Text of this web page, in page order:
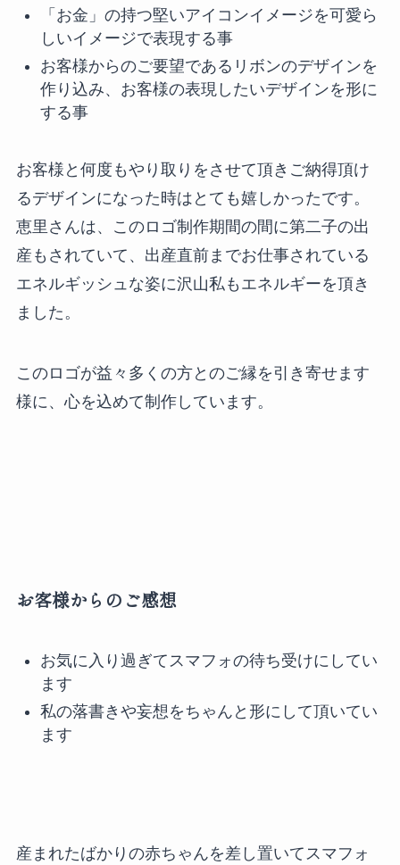
「お金」の持つ堅いアイコンイメージを可愛ら
しいイメージで表現する事
お客様からのご要望であるリボンのデザインを
作り込み、お客様の表現したいデザインを形に
する事
お客様と何度もやり取りをさせて頂きご納得頂け
るデザインになった時はとても嬉しかったです。
恵里さんは、このロゴ制作期間の間に第二子の出
産もされていて、出産直前までお仕事されている
エネルギッシュな姿に沢山私もエネルギーを頂き
ました。
このロゴが益々多くの方とのご縁を引き寄せます
様に、心を込めて制作しています。
お客様からのご感想
お気に入り過ぎてスマフォの待ち受けにしてい
ます
私の落書きや妄想をちゃんと形にして頂いてい
ます
産まれたばかりの赤ちゃんを差し置いてスマフォ